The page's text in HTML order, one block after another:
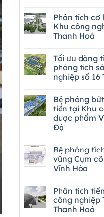
Phân tích cơ
Khu công
Thanh Hoá
Tối ưu dòng
phóng tích
nghiệp số 16
Bệ phóng
tiền tại Khu
dược phẩm
Độ
Bệ phóng
vững Cụm
Vĩnh Hòa
Phân tích
công nghiệp
Thanh Hoá